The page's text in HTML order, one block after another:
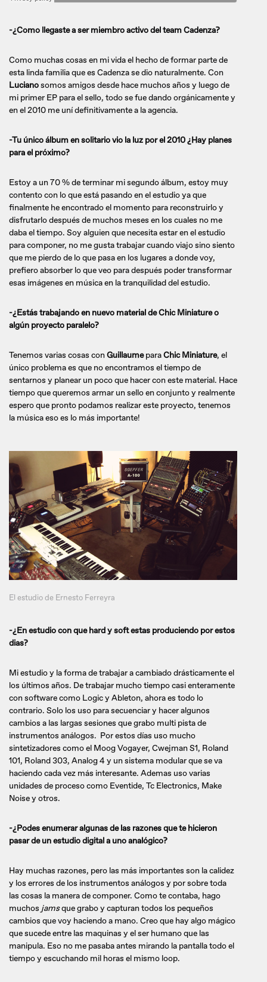
-¿Como llegaste a ser miembro activo del team Cadenza?
Como muchas cosas en mi vida el hecho de formar parte de
esta linda familia que es Cadenza se dio naturalmente. Con
Lucianosomos amigos desde hace muchos años y luego de
mi primer EP para el sello, todo se fue dando orgánicamente y
en el 2010 me uní definitivamente a la agencia.
-Tu único álbum en solitario vio la luz por el 2010 ¿Hay planes
para el próximo?
Estoy a un 70 % de terminar mi segundo álbum, estoy muy
contento con lo que está pasando en el estudio ya que
finalmente he encontrado el momento para reconstruirlo y
disfrutarlo después de muchos meses en los cuales no me
daba el tiempo. Soy alguien que necesita estar en el estudio
para componer, no me gusta trabajar cuando viajo sino siento
que me pierdo de lo que pasa en los lugares a donde voy,
prefiero absorber lo que veo para después poder transformar
esas imágenes en música en la tranquilidad del estudio.
-¿Estás trabajando en nuevo material de Chic Miniature o
algún proyecto paralelo?
Tenemos varias cosas conGuillaumeparaChic Miniature, el
único problema es que no encontramos el tiempo de
sentarnos y planear un poco que hacer con este material. Hace
tiempo que queremos armar un sello en conjunto y realmente
espero que pronto podamos realizar este proyecto, tenemos
la música eso es lo más importante!
El estudio de Ernesto Ferreyra
-¿En estudio con que hard y soft estas produciendo por estos
dias?
Mi estudio y la forma de trabajar a cambiado drásticamente el
los últimos años. De trabajar mucho tiempo casi enteramente
con software como Logic y Ableton, ahora es todo lo
contrario. Solo los uso para secuenciar y hacer algunos
cambios a las largas sesiones que grabo multi pista de
instrumentos análogos. Por estos días uso mucho
sintetizadores como el Moog Vogayer, Cwejman S1, Roland
101, Roland 303, Analog 4 y un sistema modular que se va
haciendo cada vez más interesante. Ademas uso varias
unidades de proceso como Eventide, Tc Electronics, Make
Noise y otros.
-¿Podes enumerar algunas de las razones que te hicieron
pasar de un estudio digital a uno analógico?
Hay muchas razones, pero las más importantes son la calidez
y los errores de los instrumentos análogos y por sobre toda
las cosas la manera de componer. Como te contaba, hago
muchos jamsque grabo y capturan todos los pequeños
cambios que voy haciendo a mano. Creo que hay algo mágico
que sucede entre las maquinas y el ser humano que las
manipula. Eso no me pasaba antes mirando la pantalla todo el
tiempo y escuchando mil horas el mismo loop.